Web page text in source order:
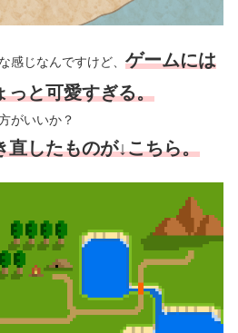
感じなんですけど、 ゲームには
っと可愛すぎる。
がいいか？
直したものが↓こちら。